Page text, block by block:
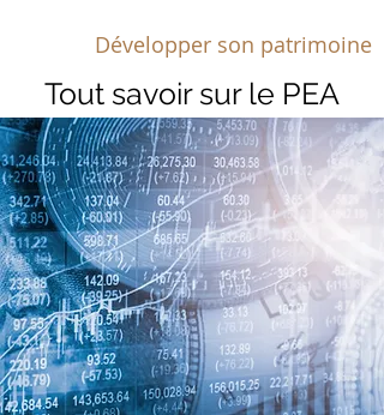
Développer son patrimoine
Tout savoir sur le PEA